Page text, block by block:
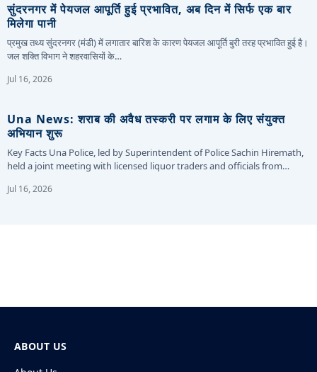
सुंदरनगर में पेयजल आपूर्ति हुई प्रभावित, अब दिन में सिर्फ एक बार
मिलेगा पानी
प्रमुख तथ्य सुंदरनगर (मंडी) में लगातार बारिश के कारण पेयजल आपूर्ति बुरी तरह प्रभावित हुई है।
जल शक्ति विभाग ने शहरवासियों के…
Jul 16, 2026
Una News: शराब की अवैध तस्करी पर लगाम के लिए संयुक्त
अभियान शुरू
Key Facts Una Police, led by Superintendent of Police Sachin Hiremath,
held a joint meeting with licensed liquor traders and officials from…
Jul 16, 2026
ABOUT US